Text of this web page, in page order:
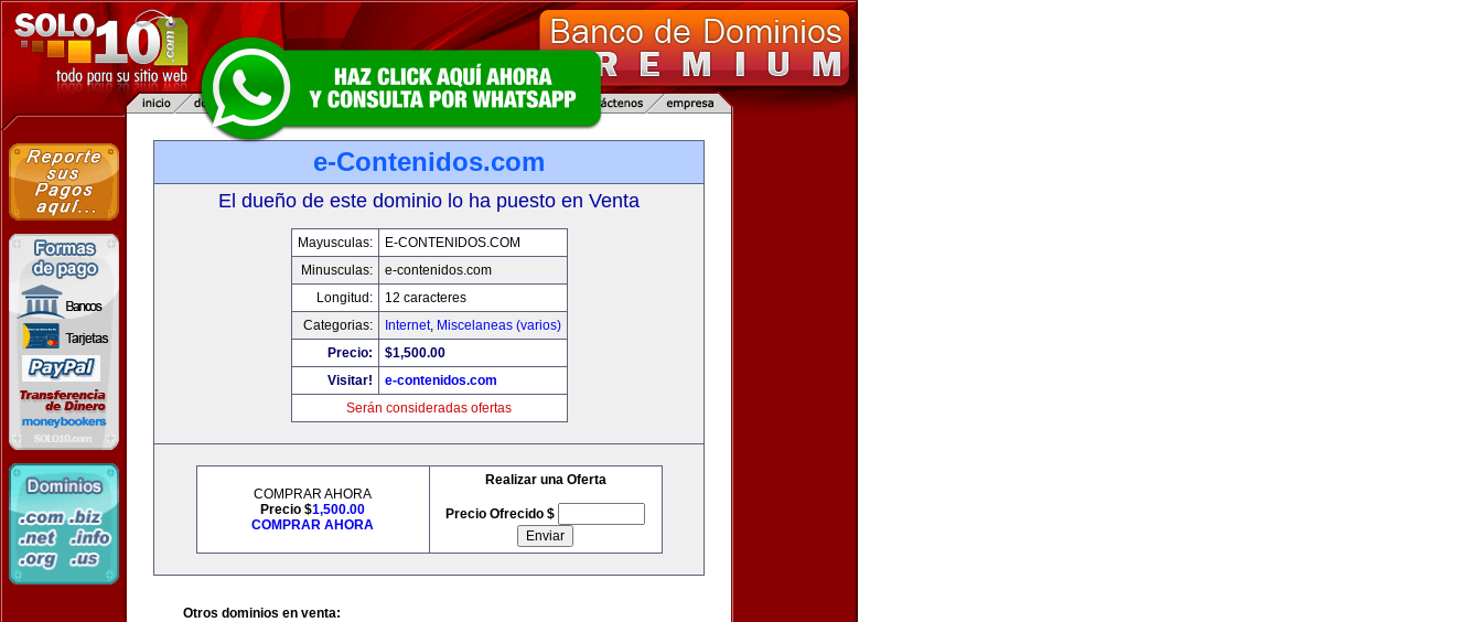
e-Contenidos.com
El dueño de este dominio lo ha puesto en Venta
Mayusculas:
E-CONTENIDOS.COM
Minusculas:
e-contenidos.com
Longitud:
12 caracteres
Categorias:
Internet, Miscelaneas (varios)
Precio:
$1,500.00
Visitar!
e-contenidos.com
Serán consideradas ofertas
COMPRAR AHORA
Precio $1,500.00
COMPRAR AHORA
Realizar una Oferta
Precio Ofrecido $
Otros dominios en venta: